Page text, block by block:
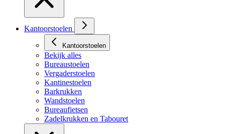
Kantoorstoelen
Kantoorstoelen
Bekijk alles
Bureaustoelen
Vergaderstoelen
Kantinestoelen
Barkrukken
Wandstoelen
Bureaufietsen
Zadelkrukken en Tabouret